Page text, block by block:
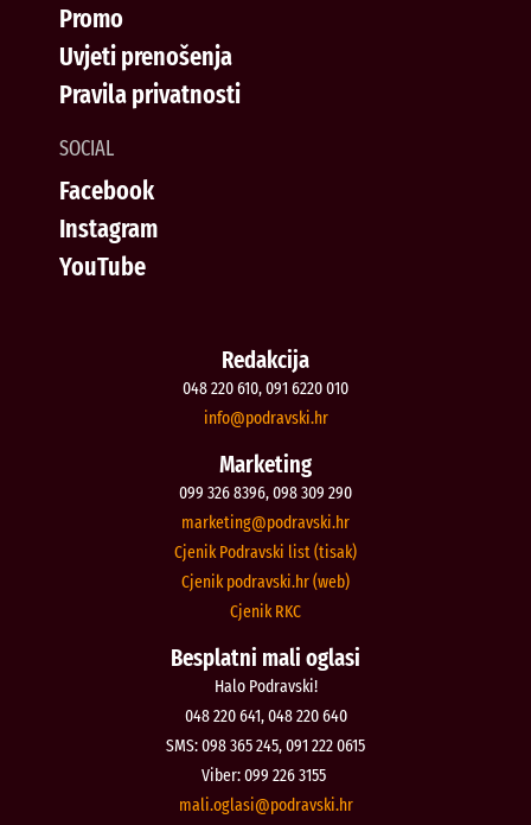
Promo
Uvjeti prenošenja
Pravila privatnosti
SOCIAL
Facebook
Instagram
YouTube
Redakcija
048 220 610, 091 6220 010
rh.iksvardop
@ofni
Marketing
099 326 8396, 098 309 290
rh.iksvardop
@gnitekram
Cjenik Podravski list (tisak)
Cjenik podravski.hr (web)
Cjenik RKC
Besplatni mali oglasi
Halo Podravski!
048 220 641, 048 220 640
SMS: 098 365 245, 091 222 0615
Viber: 099 226 3155
rh.iksvardop
@isalgo.ilam